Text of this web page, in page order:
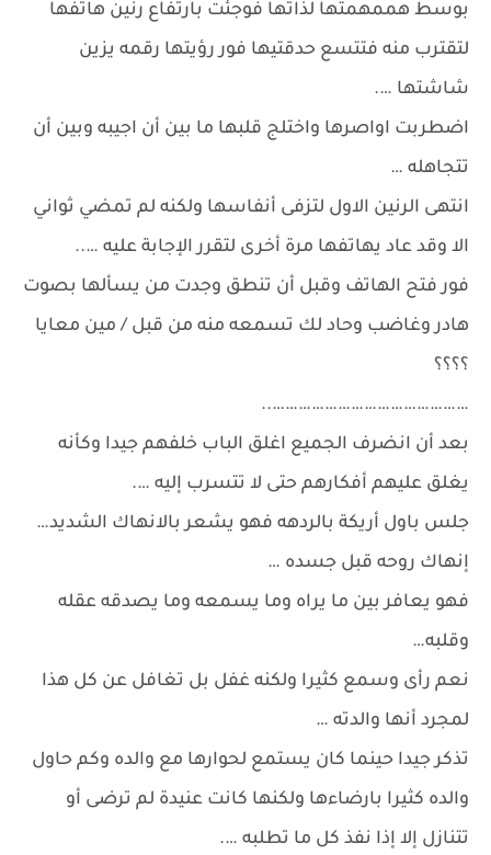
بوسط هممهمتها لذاتها فوجئت بارتفاع رنين هاتفها
لتقترب منه فتتسع حدقتيها فور رؤيتها رقمه يزين
شاشتها ….
اضطربت اواصرها واختلج قلبها ما بين أن اجيبه وبين أن
تتجاهله …
انتهى الرنين الاول لتزفى أنفاسها ولكنه لم تمضي ثواني
الا وقد عاد يهاتفها مرة أخرى لتقرر الإجابة عليه …..
فور فتح الهاتف وقبل أن تنطق وجدت من يسألها بصوت
هادر وغاضب وحاد لك تسمعه منه من قبل / مين معايا
؟؟؟؟
………………………………………..
بعد أن انضرف الجميع اغلق الباب خلفهم جيدا وكأنه
يغلق عليهم أفكارهم حتى لا تتسرب إليه ….
جلس باول أريكة بالردهه فهو يشعر بالانهاك الشديد…
إنهاك روحه قبل جسده …
فهو يعافر بين ما يراه وما يسمعه وما يصدقه عقله
وقلبه…
نعم رأى وسمع كثيرا ولكنه غفل بل تغافل عن كل هذا
لمجرد أنها والدته …
تذكر جيدا حينما كان يستمع لحوارها مع والده وكم حاول
والده كثيرا بارضاءها ولكنها كانت عنيدة لم ترضى أو
تتنازل إلا إذا نفذ كل ما تطلبه ….